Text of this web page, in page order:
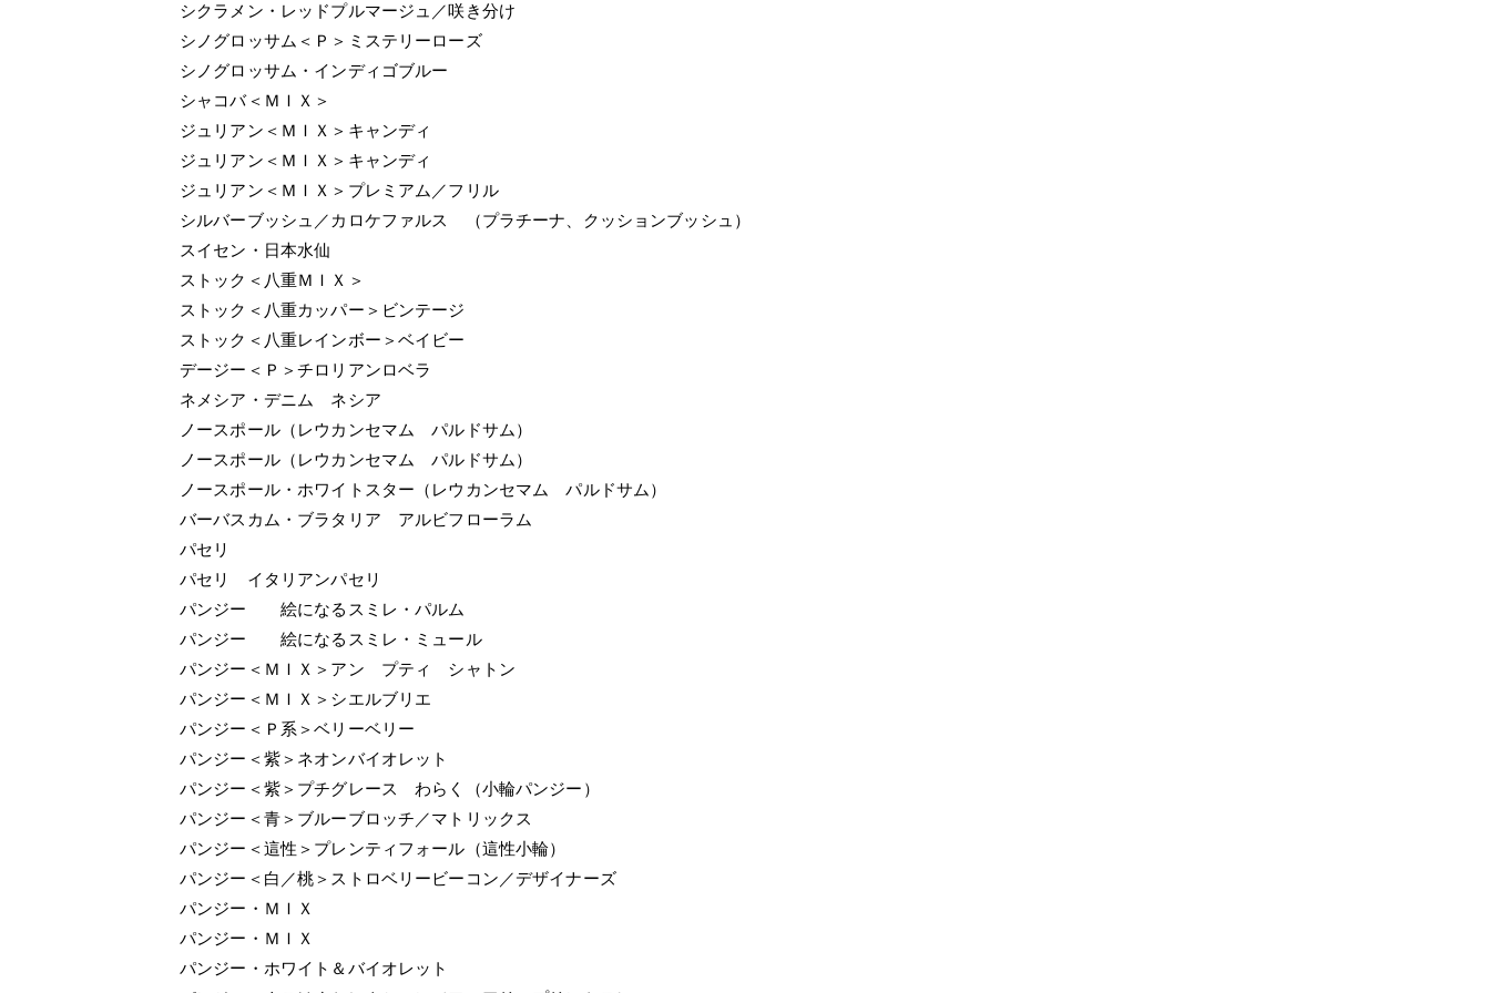
シクラメン・レッドプルマージュ／咲き分け
シノグロッサム＜Ｐ＞ミステリーローズ
シノグロッサム・インディゴブルー
シャコバ＜ＭＩＸ＞
ジュリアン＜ＭＩＸ＞キャンディ
ジュリアン＜ＭＩＸ＞キャンディ
ジュリアン＜ＭＩＸ＞プレミアム／フリル
シルバーブッシュ／カロケファルス （プラチーナ、クッションブッシュ）
スイセン・日本水仙
ストック＜八重ＭＩＸ＞
ストック＜八重カッパー＞ビンテージ
ストック＜八重レインボー＞ベイビー
デージー＜Ｐ＞チロリアンロベラ
ネメシア・デニム ネシア
ノースポール（レウカンセマム パルドサム）
ノースポール（レウカンセマム パルドサム）
ノースポール・ホワイトスター（レウカンセマム パルドサム）
バーバスカム・ブラタリア アルビフローラム
パセリ
パセリ イタリアンパセリ
パンジー 絵になるスミレ・パルム
パンジー 絵になるスミレ・ミュール
パンジー＜ＭＩＸ＞アン プティ シャトン
パンジー＜ＭＩＸ＞シエルブリエ
パンジー＜Ｐ系＞ベリーベリー
パンジー＜紫＞ネオンバイオレット
パンジー＜紫＞プチグレース わらく（小輪パンジー）
パンジー＜青＞ブルーブロッチ／マトリックス
パンジー＜這性＞プレンティフォール（這性小輪）
パンジー＜白／桃＞ストロベリービーコン／デザイナーズ
パンジー・ＭＩＸ
パンジー・ＭＩＸ
パンジー・ホワイト＆バイオレット